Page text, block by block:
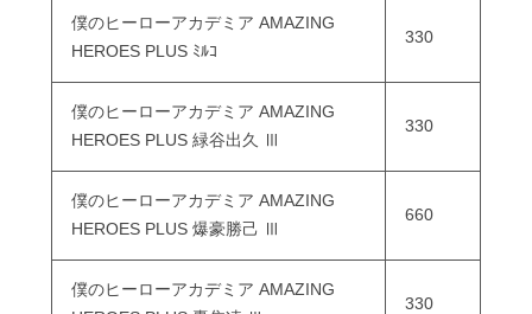
僕のヒーローアカデミア AMAZING
HEROES PLUS ﾐﾙｺ
330
僕のヒーローアカデミア AMAZING
HEROES PLUS 緑谷出久 Ⅲ
330
僕のヒーローアカデミア AMAZING
HEROES PLUS 爆豪勝己 Ⅲ
660
僕のヒーローアカデミア AMAZING
330